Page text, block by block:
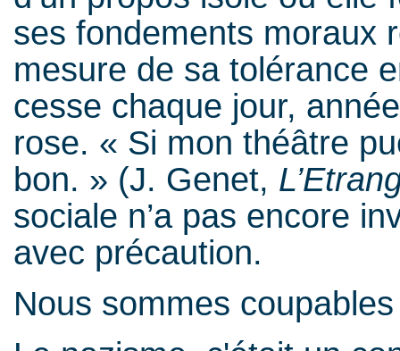
ses fondements moraux
mesure de sa tolérance
cesse chaque jour,
rose. « Si mon théâtre
bon. » (J. Genet,
sociale n’a pas encore
avec précaution.
Nous sommes